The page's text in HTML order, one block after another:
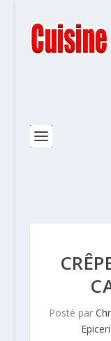
Posté par